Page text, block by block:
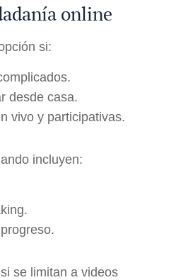
online
si:
desde casa.
vivo y participativas.
incluyen:
se limitan a videos